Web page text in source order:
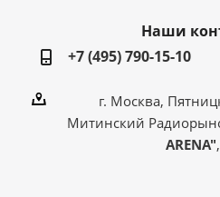
Наши
+7 (495) 790-15-10
г. Москва,
Митинский
ARENA"